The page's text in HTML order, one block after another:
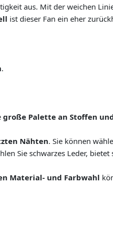
aus. Mit der weichen
ist dieser Fan ein eher
.
große Palette an Stoffen
Nähten. Sie können
Sie schwarzes Leder,
Material- und Farbwahl